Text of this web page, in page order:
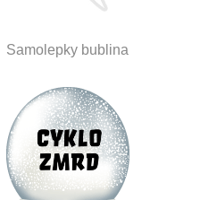
Samolepky bublina